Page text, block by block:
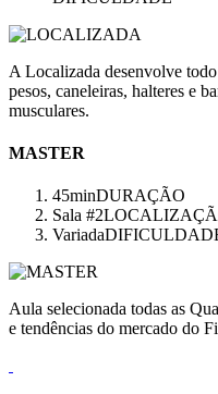
A Localizada desenvolve
pesos, caneleiras, halteres e
musculares.
MASTER
45minDURAÇÃO
Sala #2
Variada
Aula selecionada todas as
e tendências do mercado do